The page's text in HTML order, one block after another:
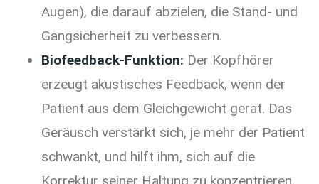
Augen), die darauf abzielen, die Stand- und
Gangsicherheit zu verbessern.
Biofeedback-Funktion: Der Kopfhörer
erzeugt akustisches Feedback, wenn der
Patient aus dem Gleichgewicht gerät. Das
Geräusch verstärkt sich, je mehr der Patient
schwankt, und hilft ihm, sich auf die
Korrektur seiner Haltung zu konzentrieren.